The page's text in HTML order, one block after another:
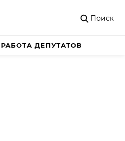
Поиск
РАБОТА ДЕПУТАТОВ